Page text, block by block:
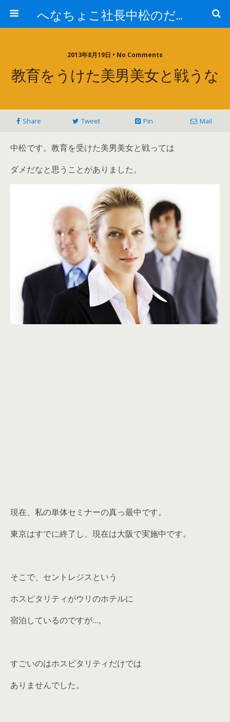
へなちょこ社長中松のだるだる日記
2013年8月19日 • No Comments
教育をうけた美男美女と戦うな
Share Tweet Pin Mail
中松です。教育を受けた美男美女と戦っては
ダメだなと思うことがありました。
現在、私の単体セミナーの真っ最中です。
東京はすでに終了し、現在は大阪で実施中です。
そこで、セントレジスという
ホスピタリティがウリのホテルに
宿泊しているのですが…。
すごいのはホスピタリティだけでは
ありませんでした。